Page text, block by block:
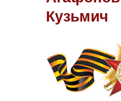
Кузьмич